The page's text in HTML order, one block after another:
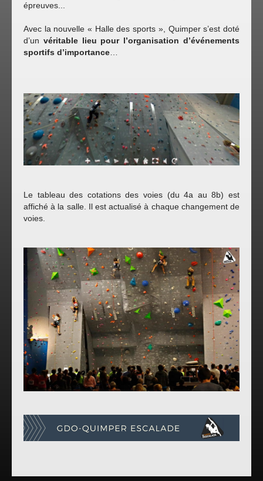
épreuves...
Avec la nouvelle « Halle des sports », Quimper s’est doté
d’un véritable lieu pour l’organisation d’événements
sportifs d’importance…
Le tableau des cotations des voies (du 4a au 8b) est
affiché à la salle. Il est actualisé à chaque changement de
voies.